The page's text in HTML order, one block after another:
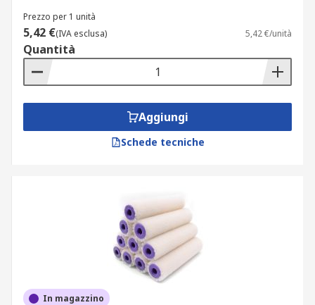
Prezzo per 1 unità
5,42 €(IVA esclusa) 5,42 €/unità
Quantità
Aggiungi
Schede tecniche
In magazzino